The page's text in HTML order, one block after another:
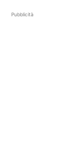
Pubblicità